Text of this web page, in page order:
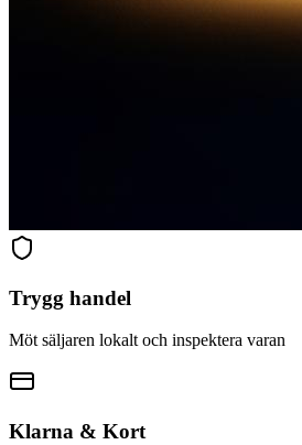
Trygg handel
Möt säljaren lokalt och inspektera varan
Klarna & Kort